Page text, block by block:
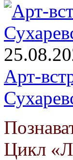
Арт-
Цикл